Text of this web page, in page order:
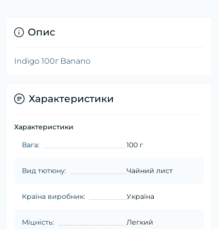
Опис
Indigo 100г Banano
Характеристики
Характеристики
Вага: 100 г
Вид тютюну: Чайний лист
Країна виробник: Україна
Міцність: Легкий